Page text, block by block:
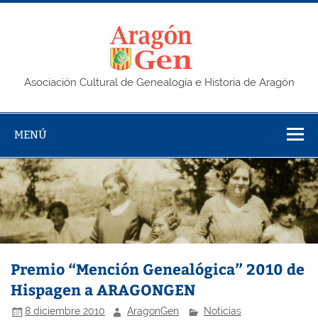
Saltar
Asociación Cultural de Genealogía e Historia de Aragón
MENÚ
Premio “Mención Genealógica” 2010 de
Hispagen a ARAGONGEN
8 diciembre 2010 AragonGen Noticias